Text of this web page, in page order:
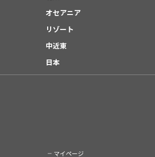
オセアニア
リゾート
中近東
日本
マイページ